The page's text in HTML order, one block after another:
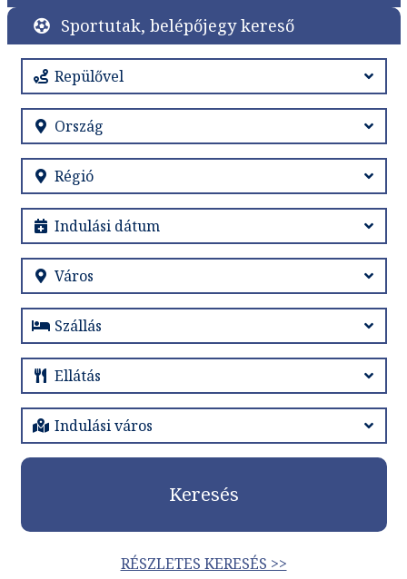
Sportutak, belépőjegy kereső
Keresés
RÉSZLETES KERESÉS >>